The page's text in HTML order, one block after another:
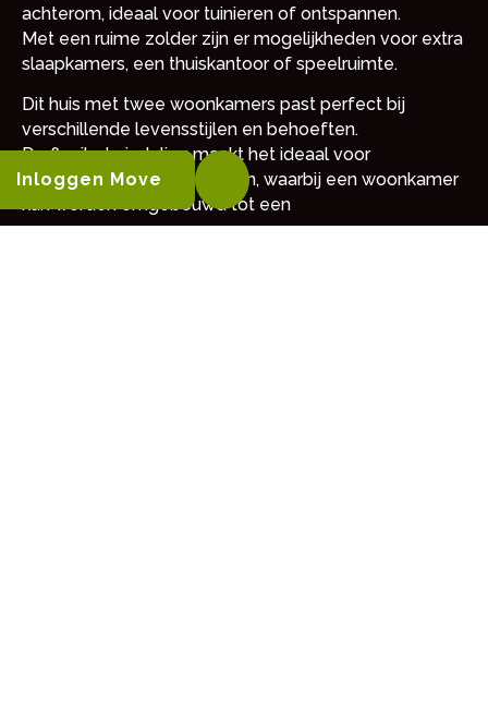
achterom, ideaal voor tuinieren of ontspannen.
Met een ruime zolder zijn er mogelijkheden voor extra
slaapkamers, een thuiskantoor of speelruimte.
Dit huis met twee woonkamers past perfect bij
verschillende levensstijlen en behoeften.
De flexibele indeling maakt het ideaal voor
levensfasebestendig wonen, waarbij een woonkamer
kan worden omgebouwd tot een
Inloggen Move